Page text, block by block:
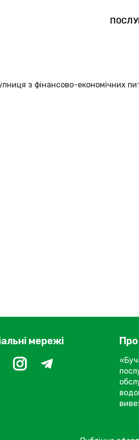
з фінансово-економічних
мережі